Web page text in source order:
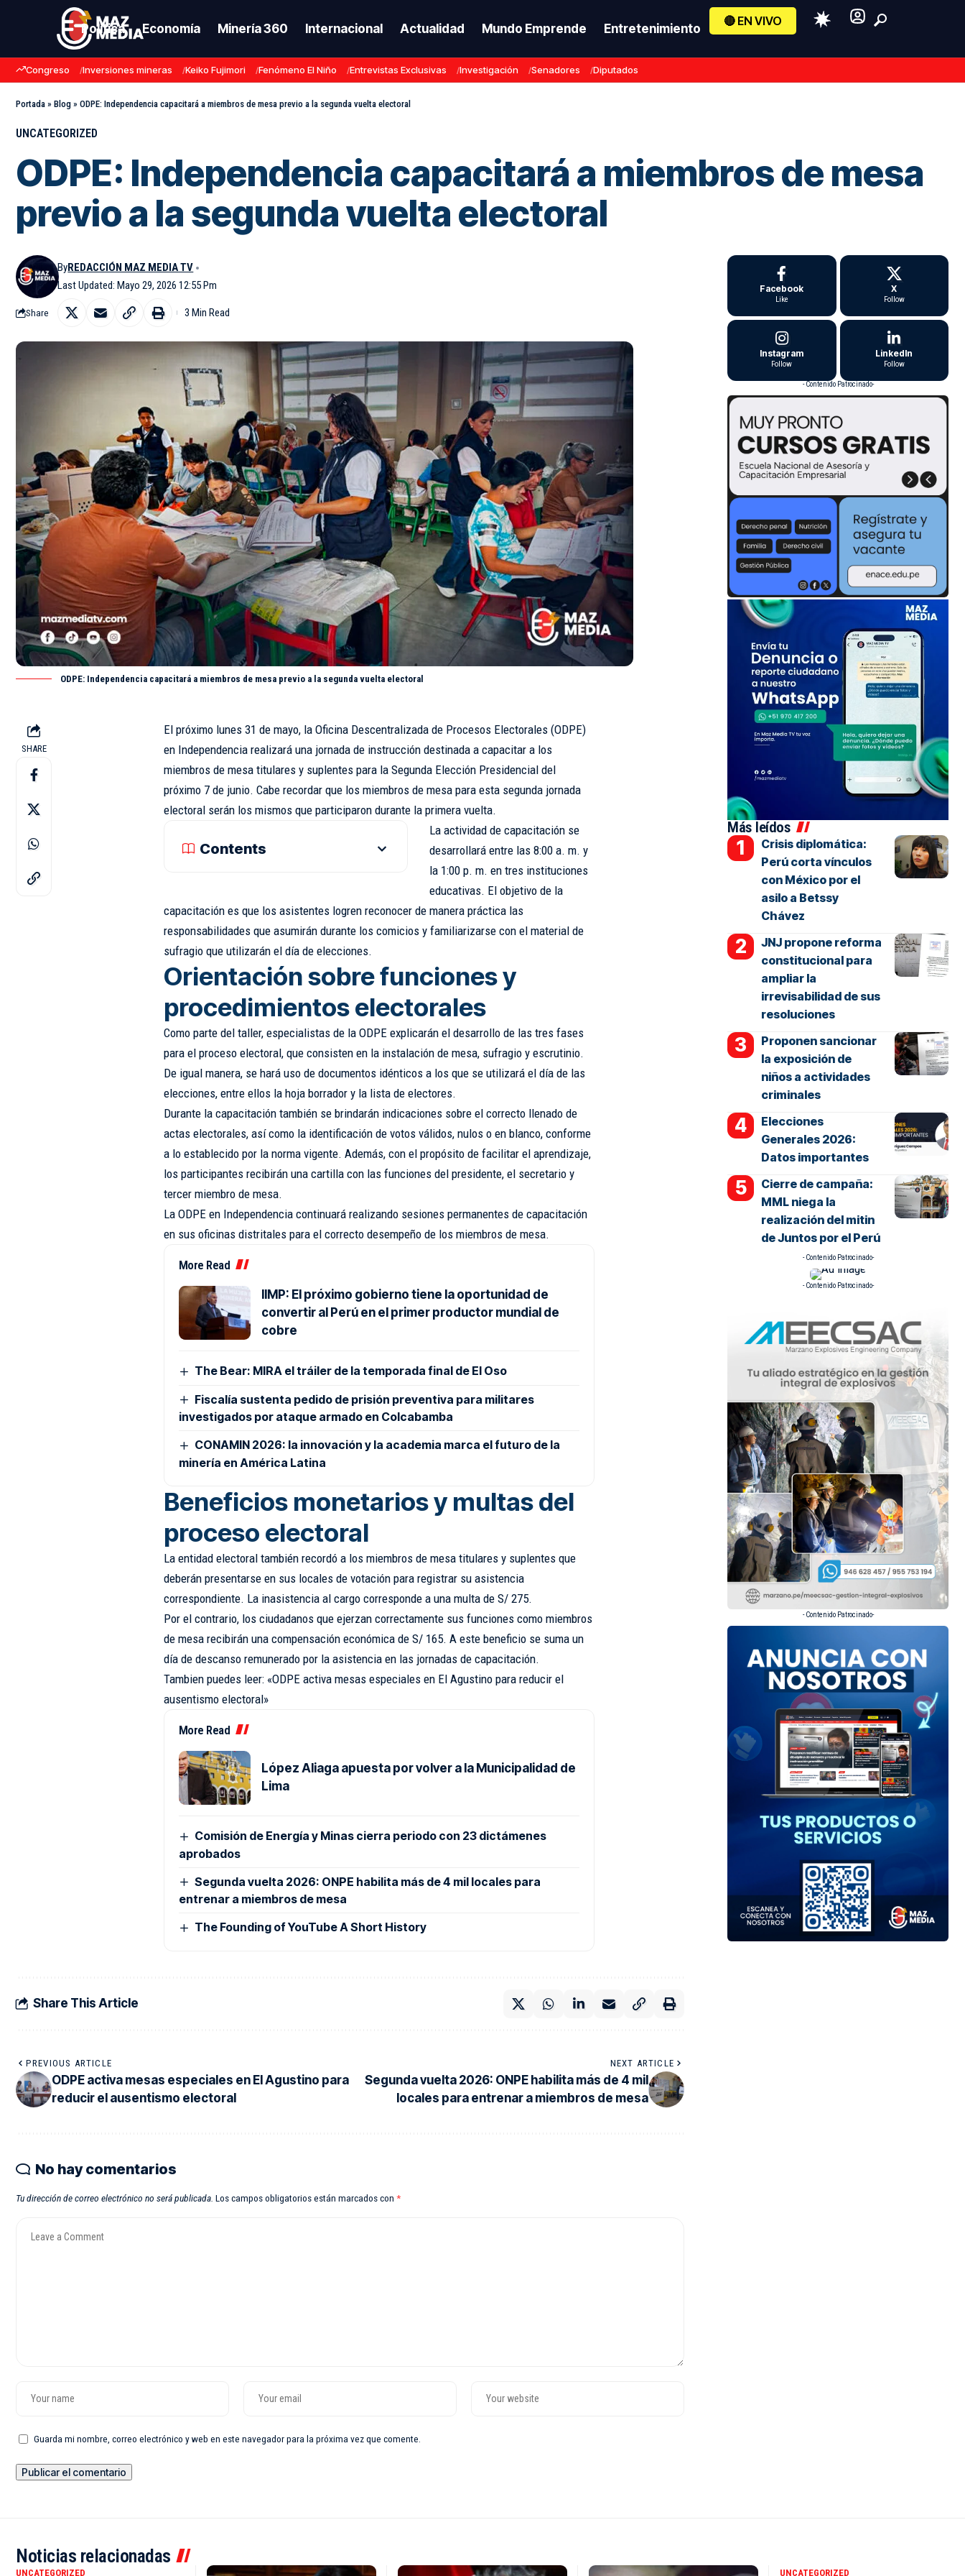
Política Economía Minería 360 Internacional Actualidad Mundo Emprende Entretenimiento
🔴 EN VIVO
Congreso Inversiones mineras Keiko Fujimori Fenómeno El Niño Entrevistas Exclusivas Investigación Senadores Diputados
Portada » Blog » ODPE: Independencia capacitará a miembros de mesa previo a la segunda vuelta electoral
UNCATEGORIZED
ODPE: Independencia capacitará a miembros de mesa
previo a la segunda vuelta electoral
Last Updated: Mayo 29, 2026 12:55 Pm
ByREDACCIÓN MAZ MEDIA TV
Share 3 Min Read
ODPE: Independencia capacitará a miembros de mesa previo a la segunda vuelta electoral
SHARE
El próximo lunes 31 de mayo, la Oficina Descentralizada de Procesos Electorales (ODPE)
en Independencia realizará una jornada de instrucción destinada a capacitar a los
miembros de mesa titulares y suplentes para la Segunda Elección Presidencial del
próximo 7 de junio. Cabe recordar que los miembros de mesa para esta segunda jornada
electoral serán los mismos que participaron durante la primera vuelta.
Contents
La actividad de capacitación se
desarrollará entre las 8:00 a. m. y
la 1:00 p. m. en tres instituciones
educativas. El objetivo de la
capacitación es que los asistentes logren reconocer de manera práctica las
responsabilidades que asumirán durante los comicios y familiarizarse con el material de
sufragio que utilizarán el día de elecciones.
Orientación sobre funciones y
procedimientos electorales
Como parte del taller, especialistas de la ODPE explicarán el desarrollo de las tres fases
para el proceso electoral, que consisten en la instalación de mesa, sufragio y escrutinio.
De igual manera, se hará uso de documentos idénticos a los que se utilizará el día de las
elecciones, entre ellos la hoja borrador y la lista de electores.
Durante la capacitación también se brindarán indicaciones sobre el correcto llenado de
actas electorales, así como la identificación de votos válidos, nulos o en blanco, conforme
a lo establecido por la norma vigente. Además, con el propósito de facilitar el aprendizaje,
los participantes recibirán una cartilla con las funciones del presidente, el secretario y
tercer miembro de mesa.
La ODPE en Independencia continuará realizando sesiones permanentes de capacitación
en sus oficinas distritales para el correcto desempeño de los miembros de mesa.
More Read
IIMP: El próximo gobierno tiene la oportunidad de
convertir al Perú en el primer productor mundial de
cobre
The Bear: MIRA el tráiler de la temporada final de El Oso
Fiscalía sustenta pedido de prisión preventiva para militares
investigados por ataque armado en Colcabamba
CONAMIN 2026: la innovación y la academia marca el futuro de la
minería en América Latina
Beneficios monetarios y multas del
proceso electoral
La entidad electoral también recordó a los miembros de mesa titulares y suplentes que
deberán presentarse en sus locales de votación para registrar su asistencia
correspondiente. La inasistencia al cargo corresponde a una multa de S/ 275.
Por el contrario, los ciudadanos que ejerzan correctamente sus funciones como miembros
de mesa recibirán una compensación económica de S/ 165. A este beneficio se suma un
día de descanso remunerado por la asistencia en las jornadas de capacitación.
Tambien puedes leer: «ODPE activa mesas especiales en El Agustino para reducir el
ausentismo electoral»
More Read
López Aliaga apuesta por volver a la Municipalidad de
Lima
Comisión de Energía y Minas cierra periodo con 23 dictámenes
aprobados
Segunda vuelta 2026: ONPE habilita más de 4 mil locales para
entrenar a miembros de mesa
The Founding of YouTube A Short History
Share This Article
PREVIOUS ARTICLE
ODPE activa mesas especiales en El Agustino para
reducir el ausentismo electoral
NEXT ARTICLE
Segunda vuelta 2026: ONPE habilita más de 4 mil
locales para entrenar a miembros de mesa
No hay comentarios
Tu dirección de correo electrónico no será publicada. Los campos obligatorios están marcados con *
Guarda mi nombre, correo electrónico y web en este navegador para la próxima vez que comente.
Facebook
Like
X
Follow
Instagram
Follow
LinkedIn
Follow
- Contenido Patrocinado-
Más leídos
Crisis diplomática:
Perú corta vínculos
con México por el
asilo a Betssy
Chávez
JNJ propone reforma
constitucional para
ampliar la
irrevisabilidad de sus
resoluciones
Proponen sancionar
la exposición de
niños a actividades
criminales
Elecciones
Generales 2026:
Datos importantes
Cierre de campaña:
MML niega la
realización del mitin
de Juntos por el Perú
- Contenido Patrocinado-
- Contenido Patrocinado-
- Contenido Patrocinado-
Noticias relacionadas
UNCATEGORIZED UNCATEGORIZED